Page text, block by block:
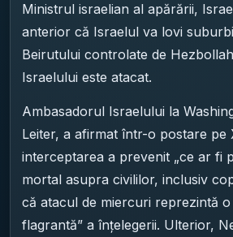
Ministrul israelian al apărării,
anterior că Israelul va lovi
Beirutului controlate de
Israelului este atacat.
Ambasadorul Israelului la
Leiter, a afirmat într-o postare pe
interceptarea a prevenit „ce ar fi
mortal asupra civililor, inclusiv
că atacul de miercuri reprezintă o
flagrantă” a înțelegerii. Ulterior,